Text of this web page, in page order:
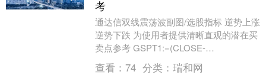
考
通达信双线震荡波副图/选股指标 逆势上涨
逆势下跌 为使用者提供清晰直观的潜在买
卖点参考 GSPT1:=(CLOSE-
LLV(LOW,34))/(HHV(HIG....
查看： 74 分类： 瑞和网